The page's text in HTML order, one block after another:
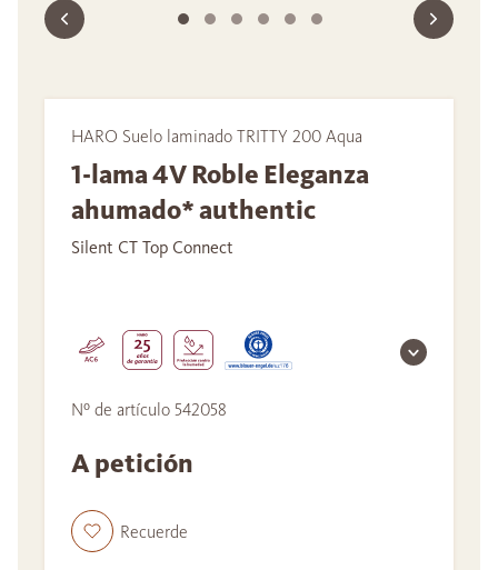
HARO Suelo laminado TRITTY 200 Aqua
1-lama 4V Roble Eleganza
ahumado* authentic
Silent CT Top Connect
Nº de artículo 542058
A petición
Recuerde